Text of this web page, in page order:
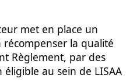
met en place un
récompenser la qualité
Règlement, par des
au sein de LISAA